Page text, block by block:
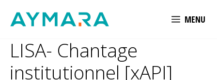
MENU
LISA- Chantage
institutionnel [xAPI]